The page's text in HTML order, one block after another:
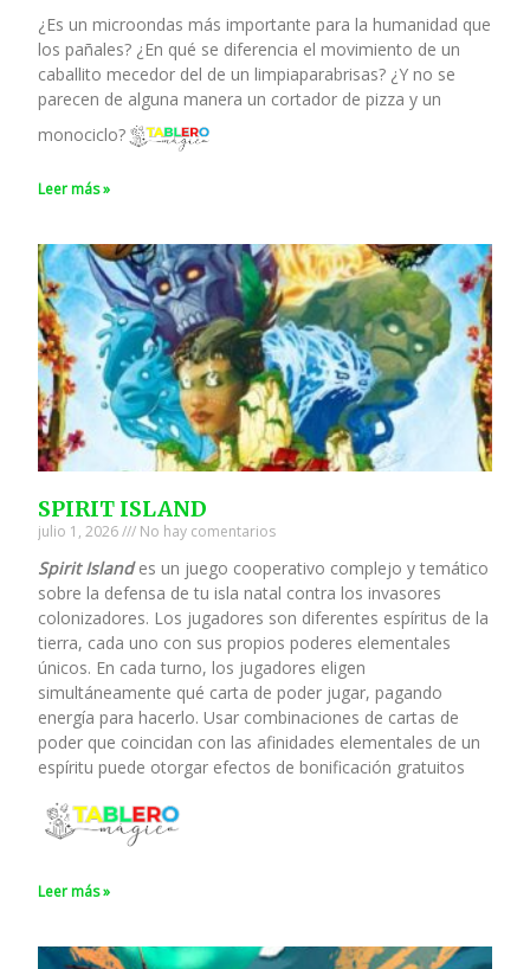
¿Es un microondas más importante para la humanidad que
los pañales? ¿En qué se diferencia el movimiento de un
caballito mecedor del de un limpiaparabrisas? ¿Y no se
parecen de alguna manera un cortador de pizza y un
monociclo?
Leer más »
SPIRIT ISLAND
julio 1, 2026 No hay comentarios
Spirit Islandes un juego cooperativo complejo y temático
sobre la defensa de tu isla natal contra los invasores
colonizadores. Los jugadores son diferentes espíritus de la
tierra, cada uno con sus propios poderes elementales
únicos. En cada turno, los jugadores eligen
simultáneamente qué carta de poder jugar, pagando
energía para hacerlo. Usar combinaciones de cartas de
poder que coincidan con las afinidades elementales de un
espíritu puede otorgar efectos de bonificación gratuitos
Leer más »